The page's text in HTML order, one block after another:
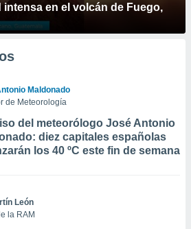
en el volcán de Fuego,
Maldonado
de Meteorología
del meteorólogo José Antonio
diez capitales españolas
los 40 ºC este fin de semana
León
la RAM